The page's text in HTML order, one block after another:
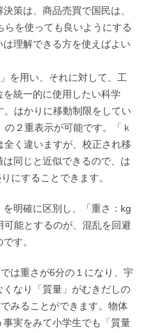
策は、商品売買で国民は、
らを使っても良いようにする
理解できる方を使えばよい
を用い、それに対して、工
統一的に使用したい科学
はかりに移動制限をしてい
２重表示が可能です。「ｋ
全く違いますが、校正され移
同じと近似できるので、は
にすることできます。
明確に区別し、「重さ：kg
能とするのが、混乱を回避
す。
は重さが6分の１になり、宇
なり「質量」がむきだしの
みることができます。物体
実をみて小学生でも「質量